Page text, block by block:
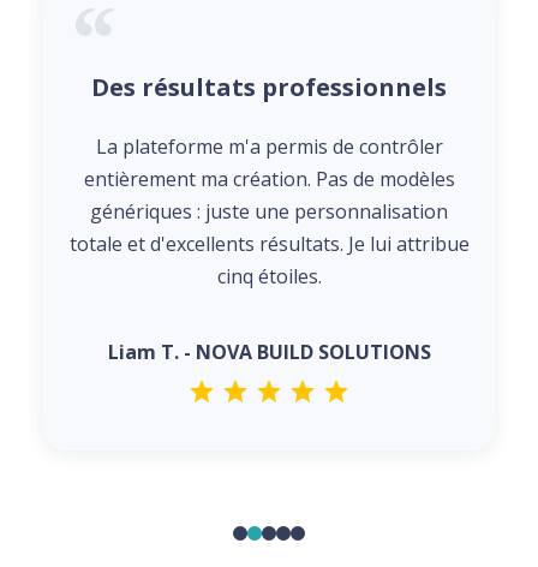
Des résultats professionnels
La plateforme m'a permis de contrôler
entièrement ma création. Pas de modèles
génériques : juste une personnalisation
totale et d'excellents résultats. Je lui attribue
cinq étoiles.
Liam T. - NOVA BUILD SOLUTIONS